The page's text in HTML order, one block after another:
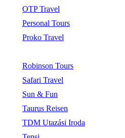
OTP Travel
Personal Tours
Proko Travel
Robinson Tours
Safari Travel
Sun & Fun
Taurus Reisen
TDM Utazási Iroda